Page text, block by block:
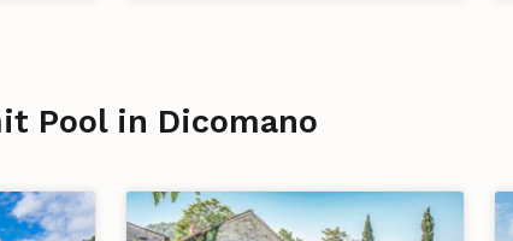
Pool in Dicomano